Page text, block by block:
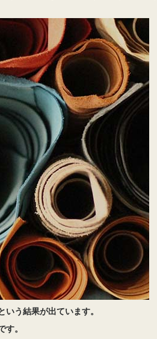
う結果が出ています。
。